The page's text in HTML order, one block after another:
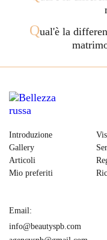
Qual'è la
Introduzione
Gallery
Articoli
Mio preferiti
Email:
info@beautyspb.com